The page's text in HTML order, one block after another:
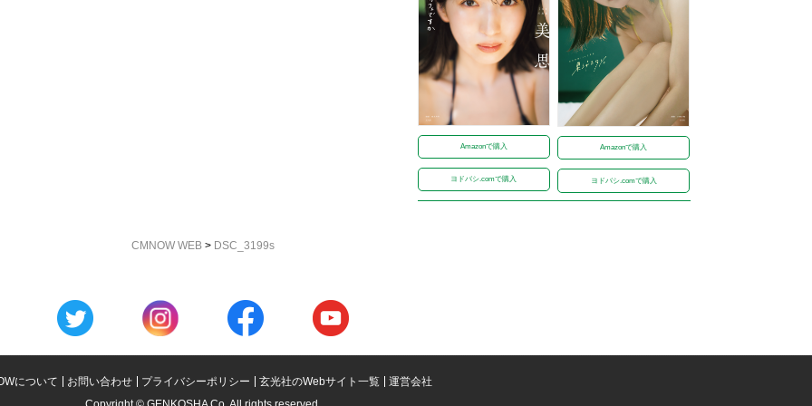
Amazonで購入
ヨドバシ.comで購入
Amazonで購入
ヨドバシ.comで購入
CMNOW WEB > DSC_3199s
について お問い合わせ プライバシーポリシー 玄光社のWebサイト一覧
運営会社